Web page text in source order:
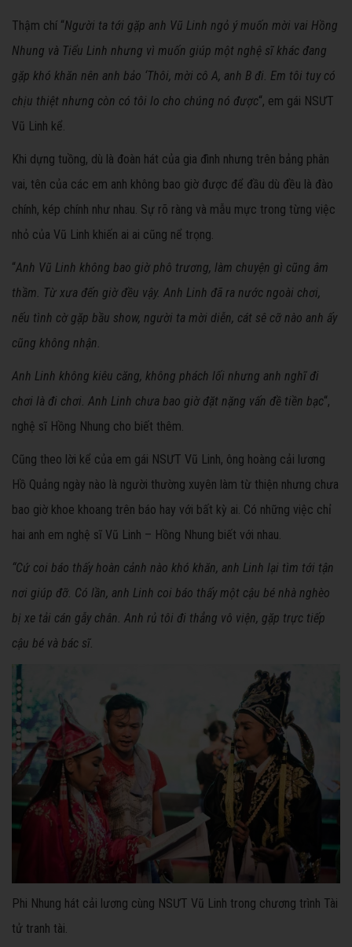
Thậm chí “Người ta tới gặp anh Vũ Linh ngỏ ý muốn mời vai Hồng
Nhung và Tiểu Linh nhưng vì muốn giúp một nghệ sĩ khác đang
gặp khó khăn nên anh bảo ‘Thôi, mời cô A, anh B đi. Em tôi tuy có
chịu thiệt nhưng còn có tôi lo cho chúng nó được“, em gái NSƯT
Vũ Linh kể.
Khi dựng tuồng, dù là đoàn hát của gia đình nhưng trên bảng phân
vai, tên của các em anh không bao giờ được để đầu dù đều là đào
chính, kép chính như nhau. Sự rõ ràng và mẫu mực trong từng việc
nhỏ của Vũ Linh khiến ai ai cũng nể trọng.
“Anh Vũ Linh không bao giờ phô trương, làm chuyện gì cũng âm
thầm. Từ xưa đến giờ đều vậy. Anh Linh đã ra nước ngoài chơi,
nếu tình cờ gặp bầu show, người ta mời diễn, cát sê cỡ nào anh ấy
cũng không nhận.
Anh Linh không kiêu căng, không phách lối nhưng anh nghĩ đi
chơi là đi chơi. Anh Linh chưa bao giờ đặt nặng vấn đề tiền bạc“,
nghệ sĩ Hồng Nhung cho biết thêm.
Cũng theo lời kể của em gái NSƯT Vũ Linh, ông hoàng cải lương
Hồ Quảng ngày nào là người thường xuyên làm từ thiện nhưng chưa
bao giờ khoe khoang trên báo hay với bất kỳ ai. Có những việc chỉ
hai anh em nghệ sĩ Vũ Linh – Hồng Nhung biết với nhau.
“Cứ coi báo thấy hoàn cảnh nào khó khăn, anh Linh lại tìm tới tận
nơi giúp đỡ. Có lần, anh Linh coi báo thấy một cậu bé nhà nghèo
bị xe tải cán gẫy chân. Anh rủ tôi đi thẳng vô viện, gặp trực tiếp
cậu bé và bác sĩ.
Phi Nhung hát cải lương cùng NSƯT Vũ Linh trong chương trình Tài
tử tranh tài.